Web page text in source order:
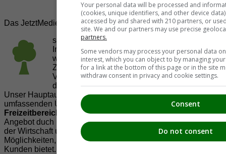
Das JetztMedien.com Medien Netzwerk
suedsteiermark.at ist eine von vielen
Internetadressen derJetztMedien.com Medien ,
welche es sich zur Aufgabe gemacht hat, in
Zusammenarbeit mit regionalen Firmen,
Vereinen und Institutionen die Vielfälltigkeit
der Region Südsteiermark zu präsentieren.
Unser Hauptaugenmerk liegt dabei, der Bevölkerung einen
umfassenden Überblick der Möglichkeiten im
Freizeitbereich
zu vermittelt. Abgerundet wird dieses
Angebot duch Informationen zur regionalenGastronomie,
der Wirtschaft und der Präsentation der zahlreichen
Möglichkeiten, welche dieregionale Wirtschaftihren
Kunden bietet.
Your personal data will be processed and
(cookies, unique identifiers, and other device
accessed by and shared with 210 partners, or
site. We and our partners may use precise
partners.
Some vendors may process your personal data
interest, which you can object to by managing
for a link at the bottom of this page or in the site
withdraw consent in privacy and cookie settings.
Consent
Do not consent